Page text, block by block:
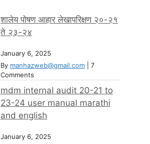
शालेय पोषण आहार लेखापरिक्षण २०-२१
ते २३-२४
January 6, 2025
By manhazweb@gmail.com
7
Comments
mdm internal audit 20-21 to
23-24 user manual marathi
and english
January 6, 2025